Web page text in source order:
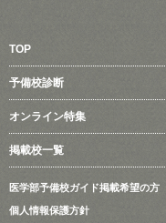
TOP
予備校診断
オンライン特集
掲載校一覧
医学部予備校ガイド掲載希望の方
個人情報保護方針